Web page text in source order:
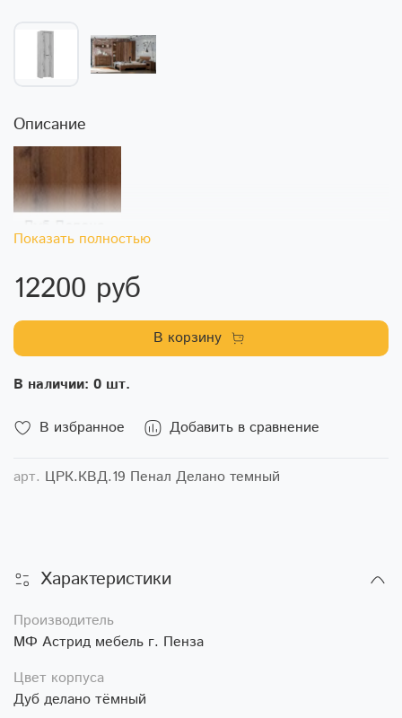
В избранное Добавить в сравнение
арт. ЦРК.КВД.19 Пенал Делано темный
Описание
Показать полностью
12200 руб
В корзину
В наличии: 0 шт.
Характеристики
Производитель
МФ Астрид мебель г. Пенза
Цвет корпуса
Дуб делано тёмный